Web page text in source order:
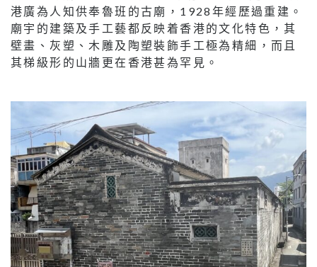
港廣為人知供奉魯班的古廟，1928年經歷過重建。
廟宇的建築及手工藝都反映着香港的文化特色，其
壁畫、灰塑、木雕及陶塑裝飾手工極為精細，而且
其梯級形的山牆更在香港甚為罕見。